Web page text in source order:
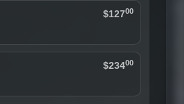
$12700
$23400